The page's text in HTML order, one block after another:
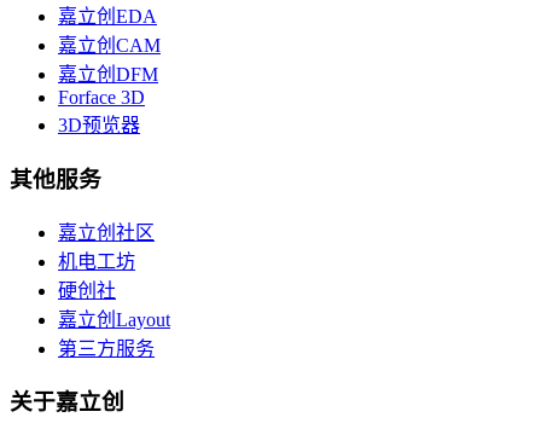
嘉立创EDA
嘉立创CAM
嘉立创DFM
Forface 3D
3D预览器
其他服务
嘉立创社区
机电工坊
硬创社
嘉立创Layout
第三方服务
关于嘉立创